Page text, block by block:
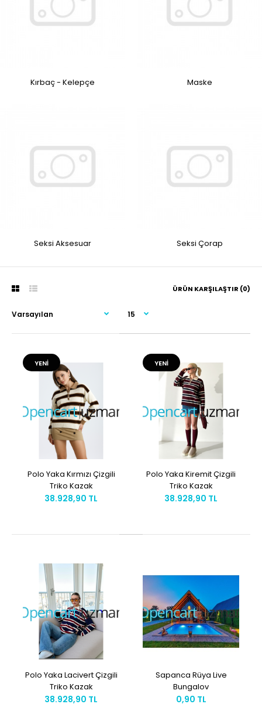
Kırbaç - Kelepçe Maske
Seksi Aksesuar Seksi Çorap
ÜRÜN KARŞILAŞTIR (0)
YENI
Polo Yaka Kırmızı Çizgili
Triko Kazak
38.928,90 TL
YENI
Polo Yaka Kiremit Çizgili
Triko Kazak
38.928,90 TL
Polo Yaka Lacivert Çizgili
Triko Kazak
38.928,90 TL
Sapanca Rüya Live
Bungalov
0,90 TL